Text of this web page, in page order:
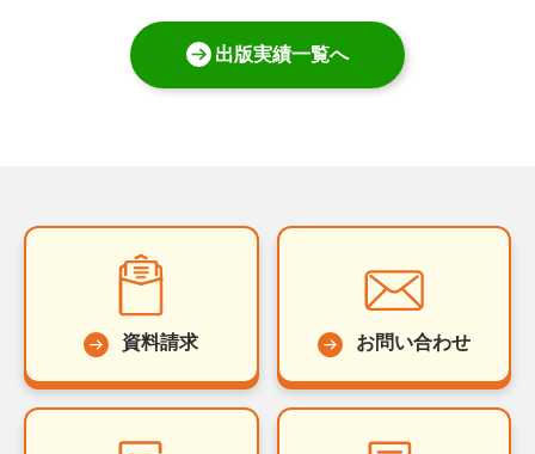
出版実績一覧へ
資料請求 お問い合わせ